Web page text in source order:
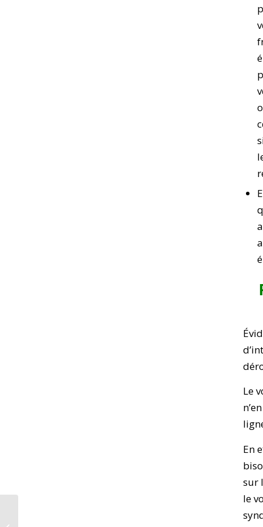
Le
En
sur
le